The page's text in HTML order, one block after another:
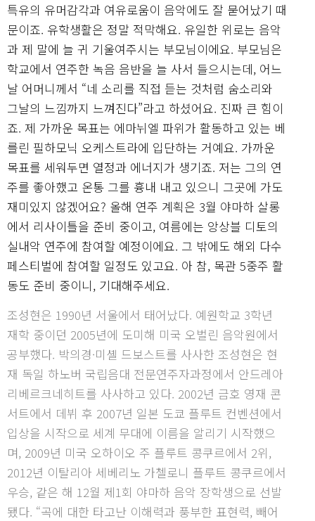
특유의 유머감각과 여유로움이 음악에도 잘 묻어났기 때
문이죠. 유학생활은 정말 적막해요. 유일한 위로는 음악
과 제 말에 늘 귀 기울여주시는 부모님이에요. 부모님은
학교에서 연주한 녹음 음반을 늘 사서 들으시는데, 어느
날 어머니께서 “네 소리를 직접 듣는 것처럼 숨소리와
그날의 느낌까지 느껴진다”라고 하셨어요. 진짜 큰 힘이
죠. 제 가까운 목표는 에마뉘엘 파위가 활동하고 있는 베
를린 필하모닉 오케스트라에 입단하는 거예요. 가까운
목표를 세워두면 열정과 에너지가 생기죠. 저는 그의 연
주를 좋아했고 온통 그를 흉내 내고 있으니 그곳에 가도
재미있지 않겠어요? 올해 연주 계획은 3월 야마하 살롱
에서 리사이틀을 준비 중이고, 여름에는 앙상블 디토의
실내악 연주에 참여할 예정이에요. 그 밖에도 해외 다수
페스티벌에 참여할 일정도 있고요. 아 참, 목관 5중주 활
동도 준비 중이니, 기대해주세요.
조성현은 1990년 서울에서 태어났다. 예원학교 3학년
재학 중이던 2005년에 도미해 미국 오벌린 음악원에서
공부했다. 박의경·미셸 드보스트를 사사한 조성현은 현
재 독일 하노버 국립음대 전문연주자과정에서 안드레아
리베르크네히트를 사사하고 있다. 2002년 금호 영재 콘
서트에서 데뷔 후 2007년 일본 도쿄 플루트 컨벤션에서
입상을 시작으로 세계 무대에 이름을 알리기 시작했으
며, 2009년 미국 오하이오 주 플루트 콩쿠르에서 2위,
2012년 이탈리아 세베리노 가첼로니 플루트 콩쿠르에서
우승, 같은 해 12월 제1회 야마하 음악 장학생으로 선발
됐다. “곡에 대한 타고난 이해력과 풍부한 표현력, 빼어